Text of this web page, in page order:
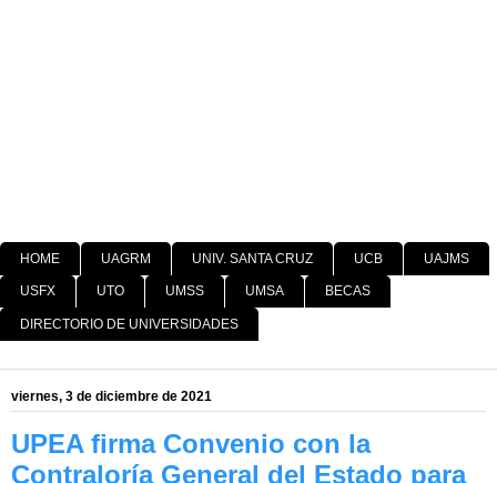
HOME UAGRM UNIV. SANTA CRUZ UCB UAJMS
USFX UTO UMSS UMSA BECAS
DIRECTORIO DE UNIVERSIDADES
viernes, 3 de diciembre de 2021
UPEA firma Convenio con la
Contraloría General del Estado para